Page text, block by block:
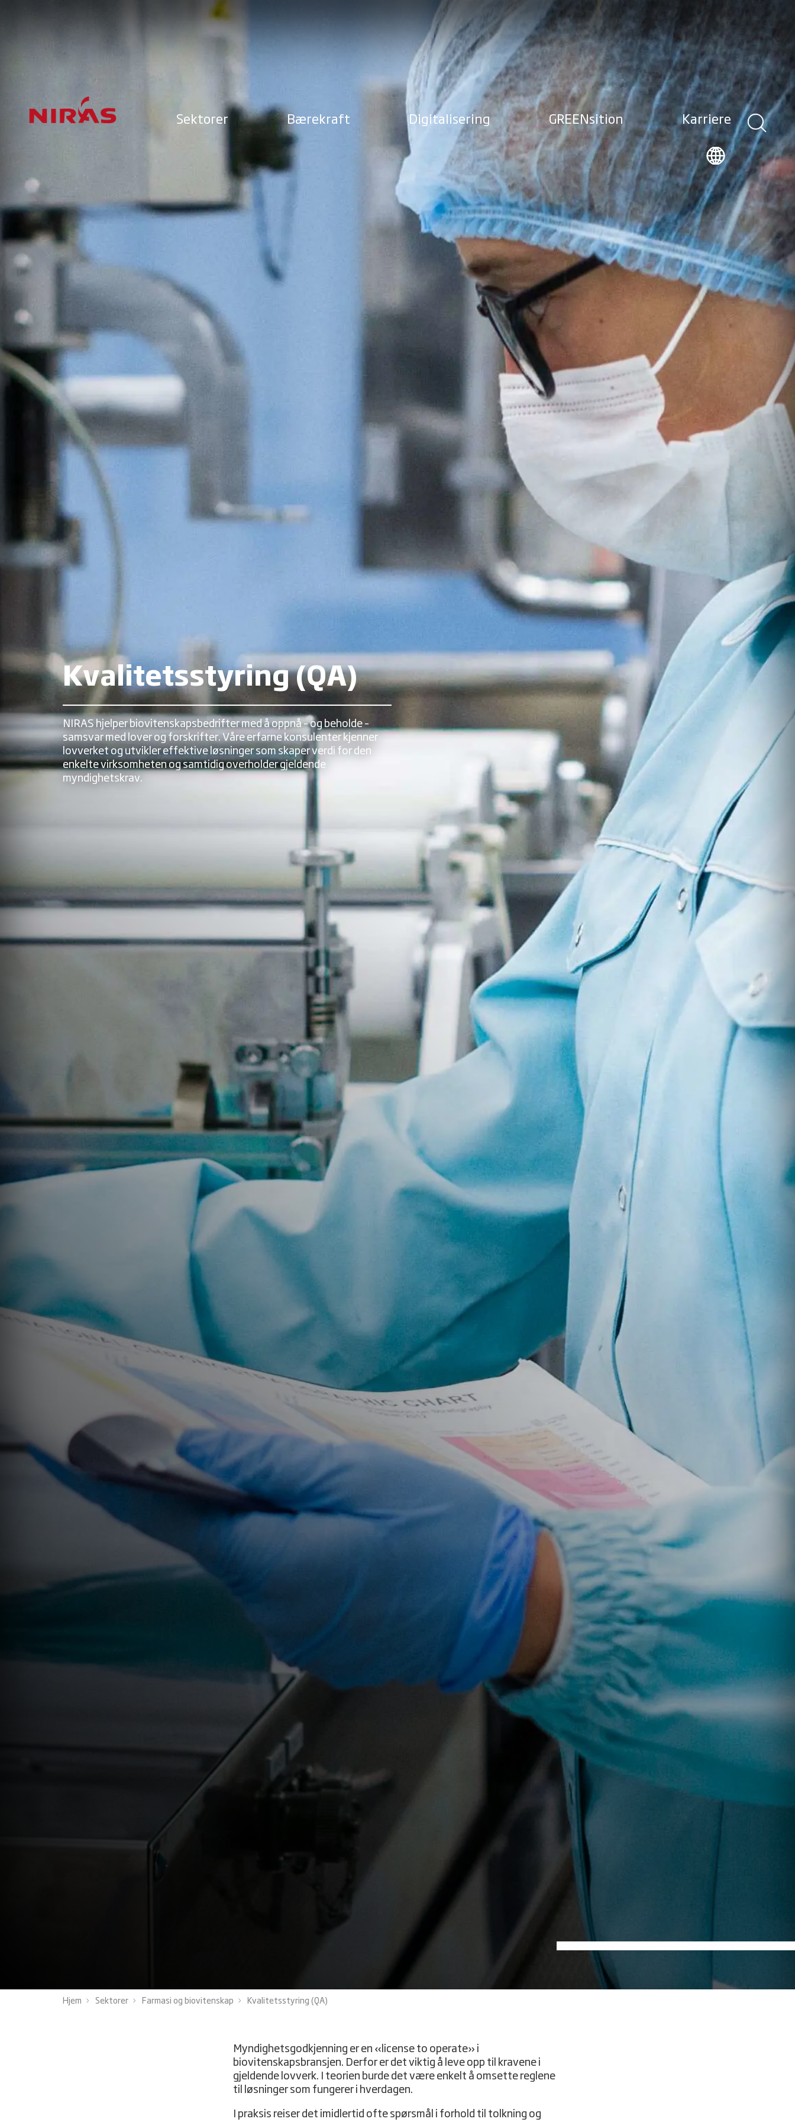
Sektorer Bærekraft Digitalisering GREENsition Karriere
Kvalitetsstyring (QA)
NIRAS hjelper biovitenskapsbedrifter med å oppnå – og beholde –
samsvar med lover og forskrifter. Våre erfarne konsulenter kjenner
lovverket og utvikler effektive løsninger som skaper verdi for den
enkelte virksomheten og samtidig overholder gjeldende
myndighetskrav.
Hjem Sektorer Farmasi og biovitenskap Kvalitetsstyring (QA)
Myndighetsgodkjenning er en «license to operate» i
biovitenskapsbransjen. Derfor er det viktig å leve opp til kravene i
gjeldende lovverk. I teorien burde det være enkelt å omsette reglene
til løsninger som fungerer i hverdagen.
I praksis reiser det imidlertid ofte spørsmål i forhold til tolkning og